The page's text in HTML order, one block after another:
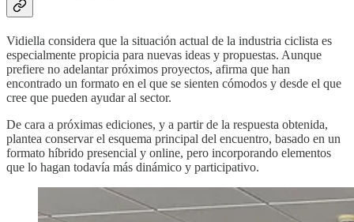
Vidiella considera que la situación actual de la industria ciclista es
especialmente propicia para nuevas ideas y propuestas. Aunque
prefiere no adelantar próximos proyectos, afirma que han
encontrado un formato en el que se sienten cómodos y desde el que
cree que pueden ayudar al sector.
De cara a próximas ediciones, y a partir de la respuesta obtenida,
plantea conservar el esquema principal del encuentro, basado en un
formato híbrido presencial y online, pero incorporando elementos
que lo hagan todavía más dinámico y participativo.